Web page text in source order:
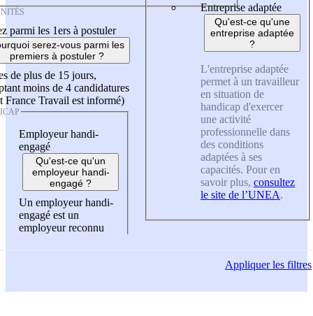
parmi les 1ers à postuler
serez-vous parmi les
premiers à postuler ?
de plus de 15 jours,
moins de 4 candidatures
France Travail est informé)
Employeur handi-
engagé
Qu'est-ce qu'un
employeur handi-
engagé ?
Un employeur handi-
engagé est un
employeur reconnu
Entreprise adaptée
Qu'est-ce qu'une
entreprise adaptée
?
L'entreprise adaptée
permet à un travailleur
en situation de
handicap d'exercer
une activité
professionnelle dans
des conditions
adaptées à ses
capacités. Pour en
savoir plus, consultez
le site de l’UNEA.
Appliquerles filtres